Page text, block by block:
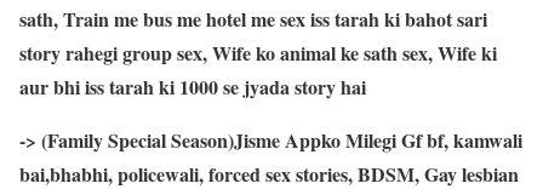
sath, Train me bus me hotel me sex iss tarah ki bahot sari
story rahegi group sex, Wife ko animal ke sath sex, Wife ki
aur bhi iss tarah ki 1000 se jyada story hai
-> (Family Special Season)Jisme Appko Milegi Gf bf, kamwali
bai,bhabhi, policewali, forced sex stories, BDSM, Gay lesbian